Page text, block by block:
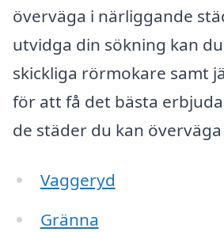
överväga i närliggande
utvidga din sökning kan
skickliga rörmokare samt
för att få det bästa
de städer du kan
Vaggeryd
Gränna